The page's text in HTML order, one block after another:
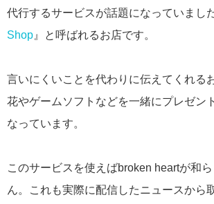
代行するサービスが話題になっていまし
Shop 』と呼ばれるお店です。
言いにくいことを代わりに伝えてくれる
花やゲームソフトなどを一緒にプレゼン
なっています。
このサービスを使えばbroken heartが和
ん。これも実際に配信したニュースから